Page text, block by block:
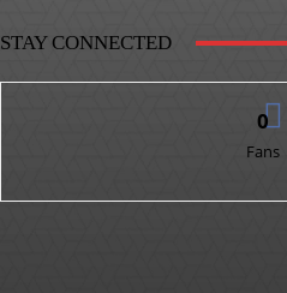
STAY CONNECTED
0
Fans